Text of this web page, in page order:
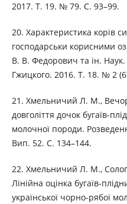
2017. Т. 19. № 79. С. 93–99.
20. Характеристика корів
господарськи корисними
В. В. Федорович та ін.
Гжицкого. 2016. Т. 18. № 2
21. Хмельничий Л. М.,
довголіття дочок бугаїв-
молочної породи.
Вип. 52. С. 134–144.
22. Хмельничий Л. М.,
Лінійна оцінка бугаїв-
української чорно-рябої